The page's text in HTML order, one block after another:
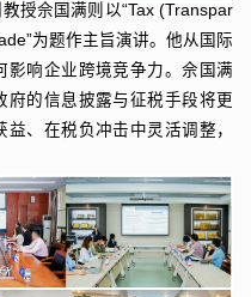
授佘国满则以“Tax (Transpar
为题作主旨演讲。他从国际
影响企业跨境竞争力。佘国满
的信息披露与征税手段将更
、在税负冲击中灵活调整，